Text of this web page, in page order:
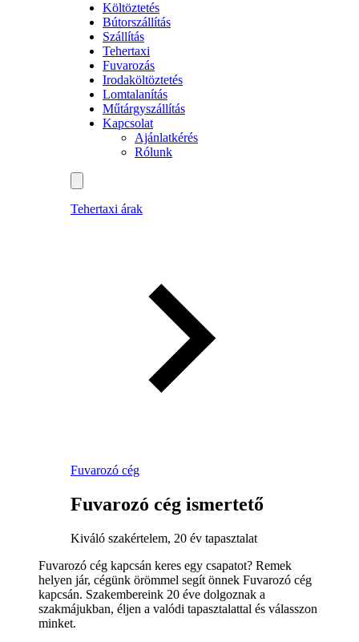
Költöztetés
Bútorszállítás
Szállítás
Tehertaxi
Fuvarozás
Irodaköltöztetés
Lomtalanítás
Műtárgyszállítás
Kapcsolat
Ajánlatkérés
Rólunk
Tehertaxi árak
Fuvarozó cég
Fuvarozó cég ismertető
Kiváló szakértelem, 20 év tapasztalat
Fuvarozó cég kapcsán keres egy csapatot? Remek
helyen jár, cégünk örömmel segít önnek Fuvarozó cég
kapcsán. Szakembereink 20 éve dolgoznak a
szakmájukban, éljen a valódi tapasztalattal és válasszon
minket.